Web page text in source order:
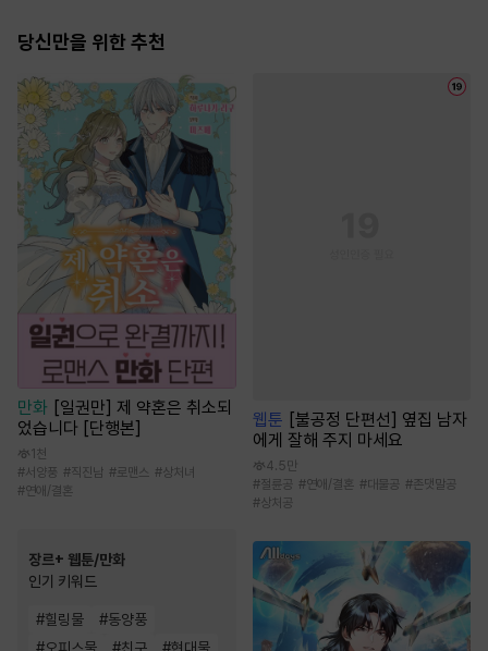
니다 [단행본]
는다 [단행본]
당신만을 위한 추천
만화 [일권만] 제 약혼은 취소되
었습니다 [단행본]
1천
#서양풍 #직진남 #로맨스 #상처녀
#연애/결혼
장르+ 웹툰/만화
인기 키워드
#힐링물 #동양풍
웹툰 [불공정 단편선] 옆집 남자
에게 잘해 주지 마세요
4.5만
#절륜공 #연애/결혼 #대물공 #존댓말공
#상처공